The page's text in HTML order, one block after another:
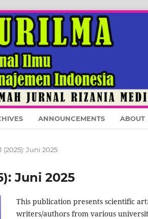
ANNOUNCEMENTS ABOUT
(2025): Juni 2025
Juni 2025
This publication presents scientific
writers/authors from various